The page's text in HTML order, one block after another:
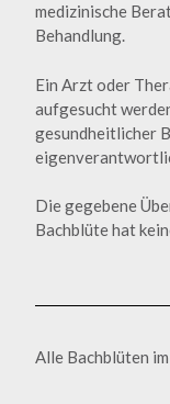
medizinische
Behandlung.
Ein Arzt oder
aufgesucht
gesundheitlicher
Die gegebene
Bachblüte hat
Alle Bachblüten